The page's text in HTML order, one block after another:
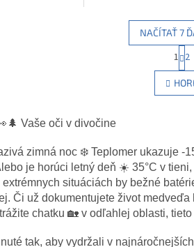
O
v
l
i
e
p
r
v
k
y
NAČÍTAŤ 7
S
t
r
á
n
a
n
i
e
1 2
Vaše oči v divočine
zimná noc ❄️ Teplomer ukazuje -
je horúci letný deň ☀️ 35°C v
situáciách by bežné
Či už dokumentujete život
chatku 🏡 v odľahlej oblasti,
tak, aby vydržali v